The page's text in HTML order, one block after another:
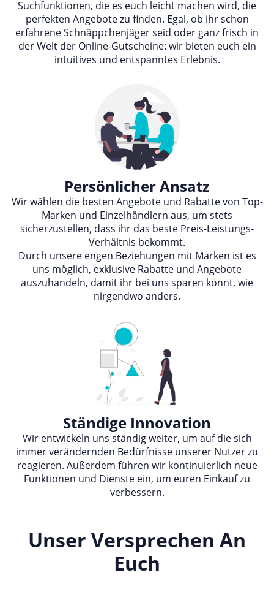
Suchfunktionen, die es euch leicht machen wird, die
perfekten Angebote zu finden. Egal, ob ihr schon
erfahrene Schnäppchenjäger seid oder ganz frisch in
der Welt der Online-Gutscheine: wir bieten euch ein
intuitives und entspanntes Erlebnis.
Persönlicher Ansatz
Wir wählen die besten Angebote und Rabatte von Top-
Marken und Einzelhändlern aus, um stets
sicherzustellen, dass ihr das beste Preis-Leistungs-
Verhältnis bekommt.
Durch unsere engen Beziehungen mit Marken ist es
uns möglich, exklusive Rabatte und Angebote
auszuhandeln, damit ihr bei uns sparen könnt, wie
nirgendwo anders.
Ständige Innovation
Wir entwickeln uns ständig weiter, um auf die sich
immer verändernden Bedürfnisse unserer Nutzer zu
reagieren. Außerdem führen wir kontinuierlich neue
Funktionen und Dienste ein, um euren Einkauf zu
verbessern.
Unser Versprechen An
Euch